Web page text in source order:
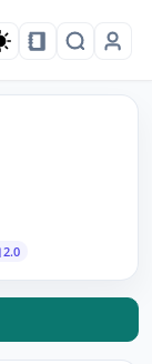
2.0